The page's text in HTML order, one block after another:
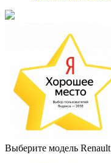
Выберите модель Renault